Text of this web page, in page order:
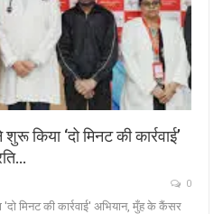
किया ‘दो मिनट की कार्रवाई’
0
मिनट की कार्रवाई' अभियान, मुँह के कैंसर